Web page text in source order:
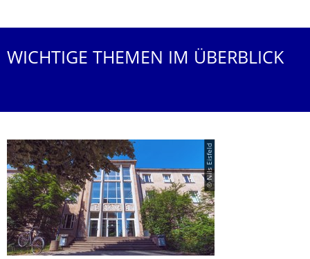
WICHTIGE THEMEN IM ÜBERBLICK
© Nils Eisfeld